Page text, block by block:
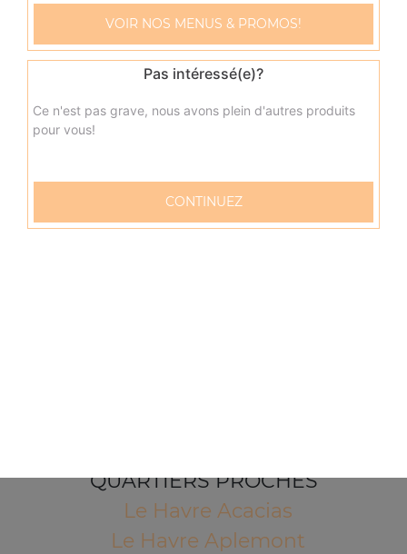
QUARTIERS PROCHES
Le Havre Acacias
Le Havre Aplemont
VOIR NOS MENUS & PROMOS!
Pas intéressé(e)?
Ce n'est pas grave, nous avons plein d'autres produits
pour vous!
CONTINUEZ